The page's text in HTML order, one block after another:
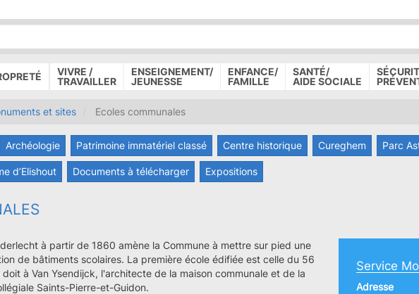
VIVRE /
TRAVAILLER
ENSEIGNEMENT/
JEUNESSE
ENFANCE/
FAMILLE
SANTÉ/
AIDE SOCIALE
et sites Ecoles communales
Archéologie Patrimoine immatériel classé Centre historique Cureghem Parc
d’Elishout Documents à télécharger Expositions
Service
Adresse
à partir de 1860 amène la Commune à mettre sur pied une
de bâtiments scolaires. La première école édifiée est celle du 56
à Van Ysendijck, l'architecte de la maison communale et de la
Saints-Pierre-et-Guidon.